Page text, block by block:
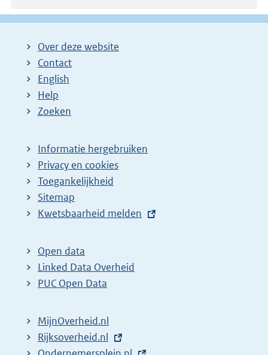
Over deze website
Contact
English
Help
Zoeken
Informatie hergebruiken
Privacy en cookies
Toegankelijkheid
Sitemap
E
t
e
r
l
i
Kwetsbaarheid melden
Open data
Linked Data Overheid
PUC Open Data
MijnOverheid.nl
E
Rijksoverheid.nl